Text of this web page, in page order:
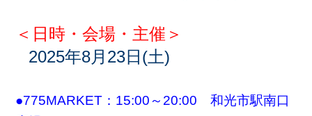
＜日時・会場・主催＞
2025年8月23日(土)
●775MARKET：15:00～20:00 和光市駅南口